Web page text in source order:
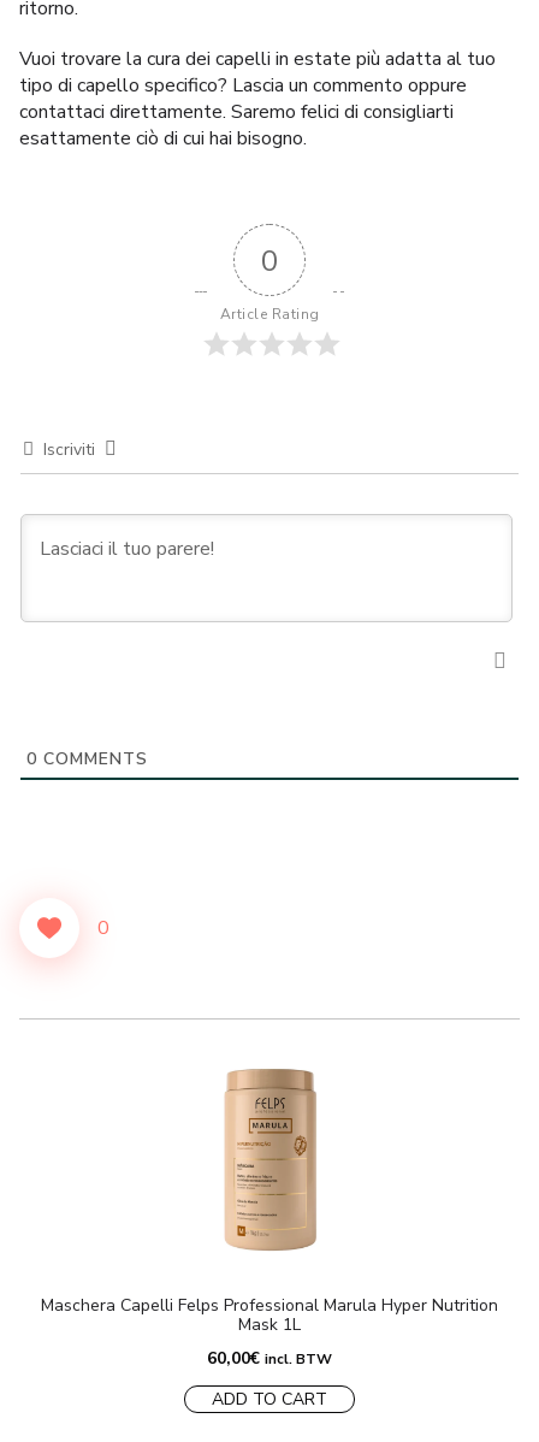
Maschera Capelli Felps Professional Marula Hyper Nutrition
Mask 1L
60,00€ incl. BTW
ADD TO CART
ritorno.
Vuoi trovare la cura dei capelli in estate più adatta al tuo
tipo di capello specifico? Lascia un commento oppure
contattaci direttamente. Saremo felici di consigliarti
esattamente ciò di cui hai bisogno.
0
Article Rating
Iscriviti
0 COMMENTS
0